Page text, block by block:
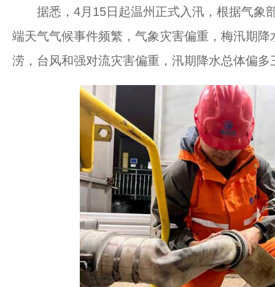
据悉，4月15日起温州正式入汛，根据气象
端天气气候事件频繁，气象灾害偏重，梅汛期
涝，台风和强对流灾害偏重，汛期降水总体偏